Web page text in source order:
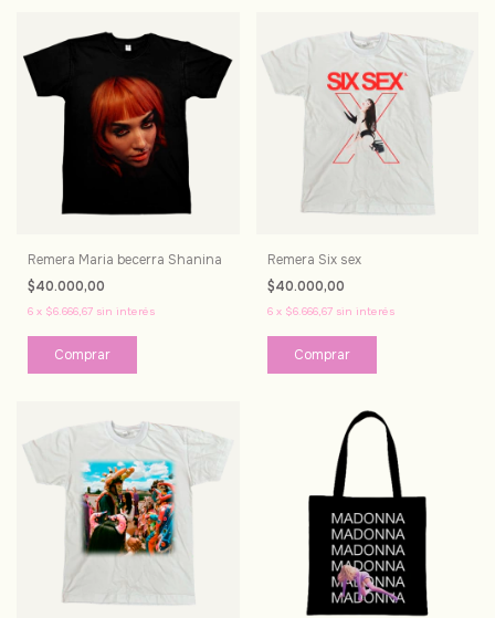
Remera Maria becerra Shanina
$40.000,00
6 x $6.666,67 sin interés
Comprar
Remera Six sex
$40.000,00
6 x $6.666,67 sin interés
Comprar